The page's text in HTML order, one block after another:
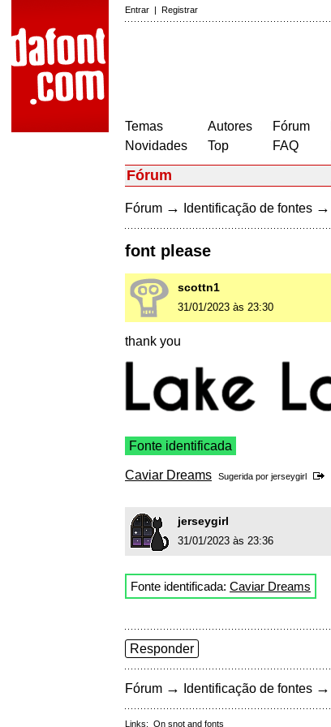
Entrar | Registrar
Temas
Novidades
Autores
Top
Fórum
FAQ
Fórum
Fórum → Identificação de fontes →
font please
scottn1
31/01/2023 às 23:30
thank you
Fonte identificada
Caviar Dreams Sugerida por jerseygirl
jerseygirl
31/01/2023 às 23:36
Fonte identificada: Caviar Dreams
Responder
Fórum → Identificação de fontes →
Links: On snot and fonts